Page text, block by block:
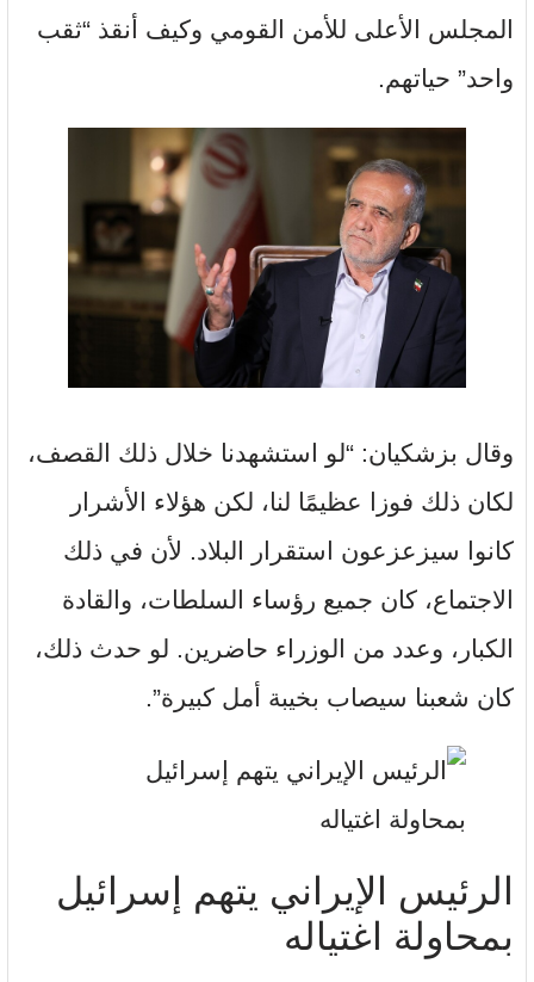
المجلس الأعلى للأمن القومي وكيف أنقذ “ثقب
واحد” حياتهم.
وقال بزشكيان: “لو استشهدنا خلال ذلك القصف،
لكان ذلك فوزا عظيمًا لنا، لكن هؤلاء الأشرار
كانوا سيزعزعون استقرار البلاد. لأن في ذلك
الاجتماع، كان جميع رؤساء السلطات، والقادة
الكبار، وعدد من الوزراء حاضرين. لو حدث ذلك،
كان شعبنا سيصاب بخيبة أمل كبيرة”.
الرئيس الإيراني يتهم إسرائيل
بمحاولة اغتياله